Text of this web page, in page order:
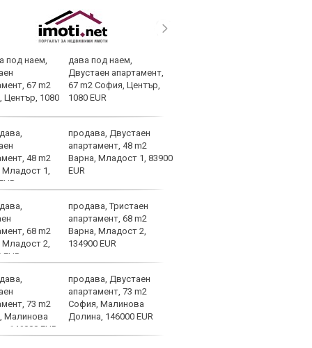
дава под наем,
Двустаен апартамент,
67 m2 София, Център,
1080 EUR
продава, Двустаен
апартамент, 48 m2
Варна, Младост 1, 83900
EUR
продава, Тристаен
апартамент, 68 m2
Варна, Младост 2,
134900 EUR
продава, Двустаен
апартамент, 73 m2
София, Малинова
Долина, 146000 EUR